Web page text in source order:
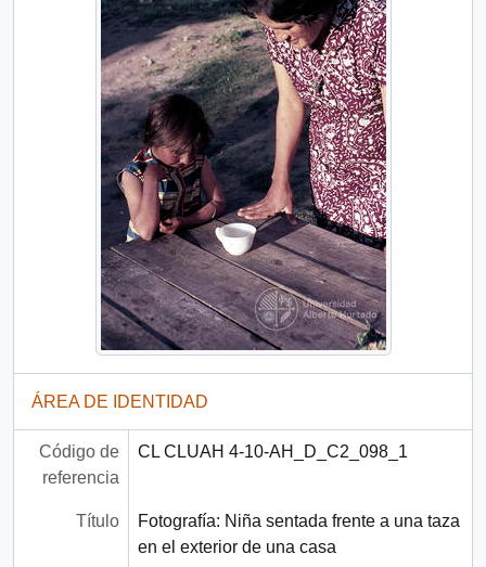
ÁREA DE IDENTIDAD
Código de
referencia
CL CLUAH 4-10-AH_D_C2_098_1
Título
Fotografía: Niña sentada frente a una taza
en el exterior de una casa